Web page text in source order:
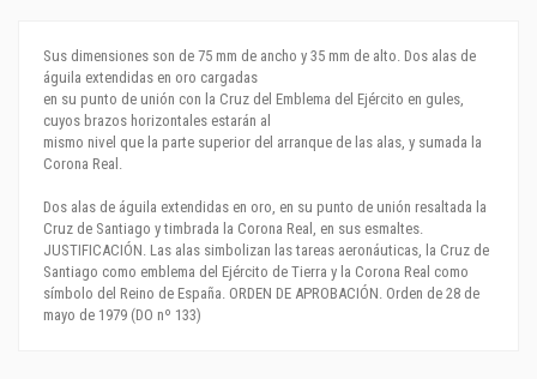
Sus dimensiones son de 75 mm de ancho y 35 mm de alto. Dos alas de
águila extendidas en oro cargadas
en su punto de unión con la Cruz del Emblema del Ejército en gules,
cuyos brazos horizontales estarán al
mismo nivel que la parte superior del arranque de las alas, y sumada la
Corona Real.
Dos alas de águila extendidas en oro, en su punto de unión resaltada la
Cruz de Santiago y timbrada la Corona Real, en sus esmaltes.
JUSTIFICACIÓN. Las alas simbolizan las tareas aeronáuticas, la Cruz de
Santiago como emblema del Ejército de Tierra y la Corona Real como
símbolo del Reino de España. ORDEN DE APROBACIÓN. Orden de 28 de
mayo de 1979 (DO nº 133)